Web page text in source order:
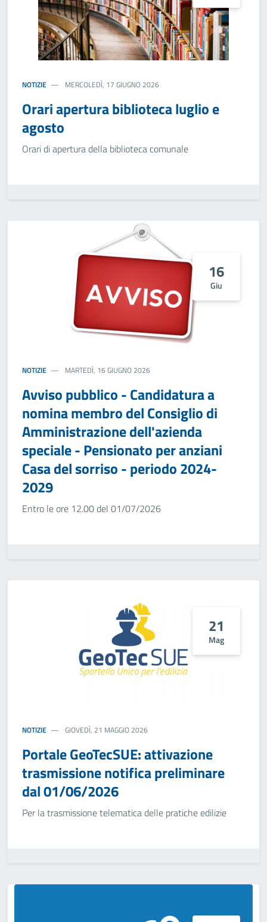
NOTIZIE MERCOLEDÌ, 17 GIUGNO 2026
Orari apertura biblioteca luglio e
agosto
Orari di apertura della biblioteca comunale
16
Giu
NOTIZIE MARTEDÌ, 16 GIUGNO 2026
Avviso pubblico - Candidatura a
nomina membro del Consiglio di
Amministrazione dell'azienda
speciale - Pensionato per anziani
Casa del sorriso - periodo 2024-
2029
Entro le ore 12.00 del 01/07/2026
21
Mag
NOTIZIE GIOVEDÌ, 21 MAGGIO 2026
Portale GeoTecSUE: attivazione
trasmissione notifica preliminare
dal 01/06/2026
Per la trasmissione telematica delle pratiche edilizie